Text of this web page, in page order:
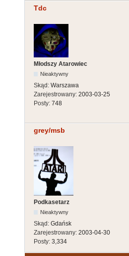
Tdc
Młodszy Atarowiec
Nieaktywny
Skąd: Warszawa
Zarejestrowany: 2003-03-25
Posty: 748
grey/msb
Podkasetarz
Nieaktywny
Skąd: Gdańsk
Zarejestrowany: 2003-04-30
Posty: 3,334